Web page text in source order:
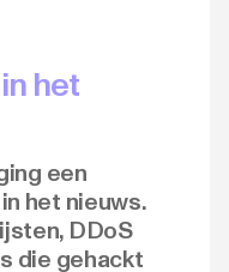
het
een
het nieuws.
DDoS
die gehackt